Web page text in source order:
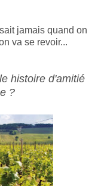
jamais quand on
va se revoir...
histoire d'amitié
?